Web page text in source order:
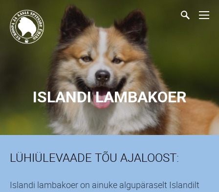
ISLANDI LAMBAKOER
LÜHIÜLEVAADE TÕU AJALOOST:
Islandi lambakoer on ainuke algupäraselt Islandilt